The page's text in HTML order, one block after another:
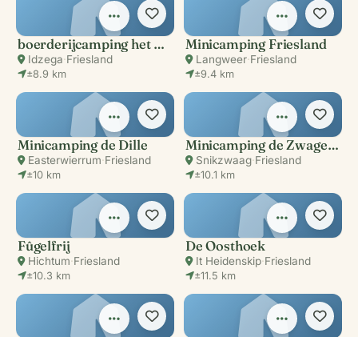
boerderijcamping het Klokhuis
Idzega·Friesland
±8.9 km
Minicamping Friesland
Langweer·Friesland
±9.4 km
Minicamping de Dille
Easterwierrum·Friesland
±10 km
Minicamping de Zwagemer
Snikzwaag·Friesland
±10.1 km
Fûgelfrij
Hichtum·Friesland
±10.3 km
De Oosthoek
It Heidenskip·Friesland
±11.5 km